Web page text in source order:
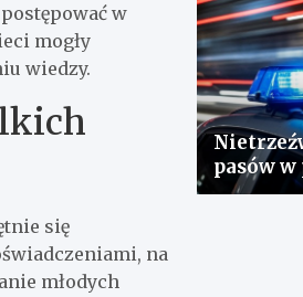
w
mogły
wiedzy.
się
na
młodych
pasów